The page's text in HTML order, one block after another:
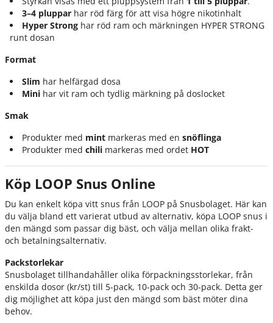
3–4 pluppar har röd färg för att visa högre nikotinhalt
Hyper Strong har röd ram och märkningen HYPER STRONG
runt dosan
Format
Slim har helfärgad dosa
Mini har vit ram och tydlig märkning på doslocket
Smak
Produkter med mint markeras med en snöflinga
Produkter med chili markeras med ordet HOT
Köp LOOP Snus Online
Du kan enkelt köpa vitt snus från LOOP på Snusbolaget. Här kan
du välja bland ett varierat utbud av alternativ, köpa LOOP snus i
den mängd som passar dig bäst, och välja mellan olika frakt-
och betalningsalternativ.
Packstorlekar
Snusbolaget tillhandahåller olika förpackningsstorlekar, från
enskilda dosor (kr/st) till 5-pack, 10-pack och 30-pack. Detta ger
dig möjlighet att köpa just den mängd som bäst möter dina
behov.